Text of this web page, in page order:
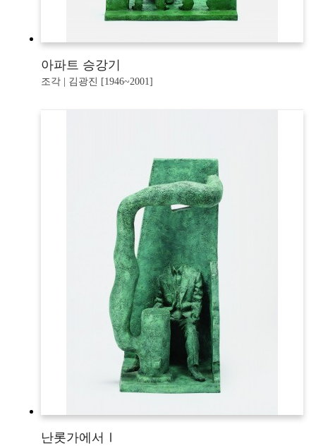
아파트 승강기
조각 | 김광진 [1946~2001]
난롯가에서Ⅰ